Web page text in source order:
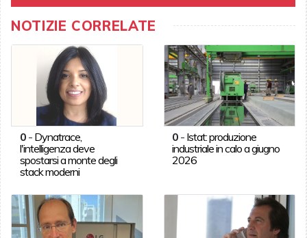
NOTIZIE CORRELATE
0- Dynatrace,
l'intelligenza deve
spostarsi a monte degli
stack moderni
0 - Istat: produzione
industriale in calo a giugno
2026